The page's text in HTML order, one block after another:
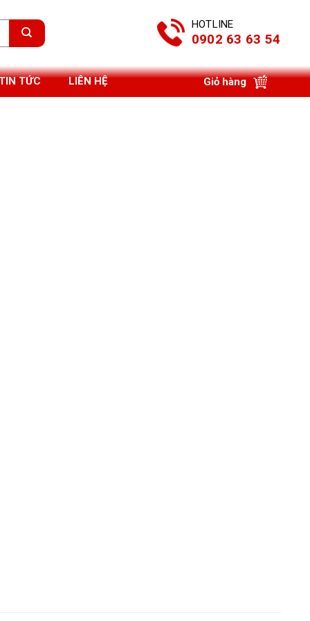
HOTLINE
0902 63 63 54
TỨC LIÊN HỆ Giỏ hàng